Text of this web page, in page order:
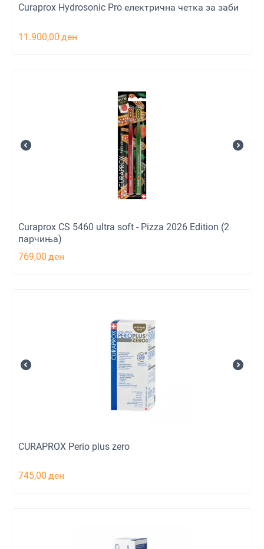
Curaprox Hydrosonic Pro електрична четка за заби
11.900,00 ден
Curaprox CS 5460 ultra soft - Pizza 2026 Edition (2
парчиња)
769,00 ден
CURAPROX Perio plus zero
745,00 ден